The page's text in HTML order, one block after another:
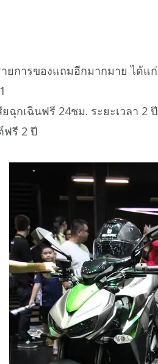
ยการของแถมอีกมากมาย ได้แก่
ฉุกเฉินฟรี 24ชม. ระยะเวลา 2 ปี
ฟรี 2 ปี